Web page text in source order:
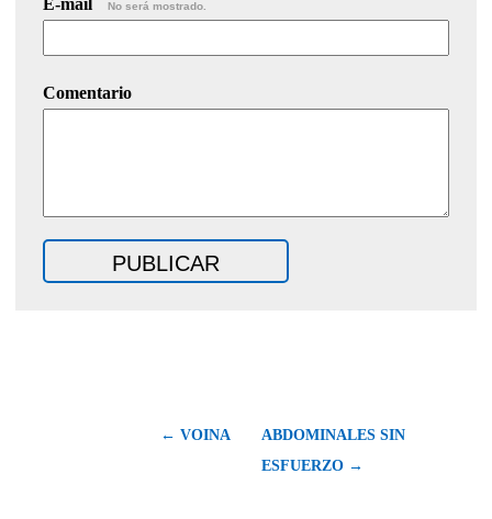
No será mostrado.
Comentario
← VOINA
ABDOMINALES SIN
ESFUERZO →